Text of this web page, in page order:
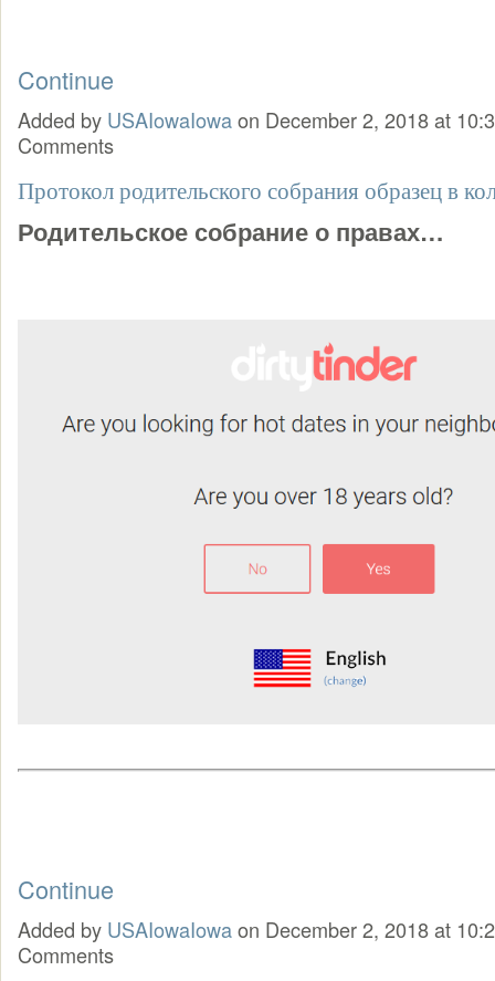
Continue
Added by USAIowaIowaon December 2, 2018 at
Comments
Протокол родительского собрания образец в
Родительское собрание о правах…
Continue
Added by USAIowaIowaon December 2, 2018 at
Comments